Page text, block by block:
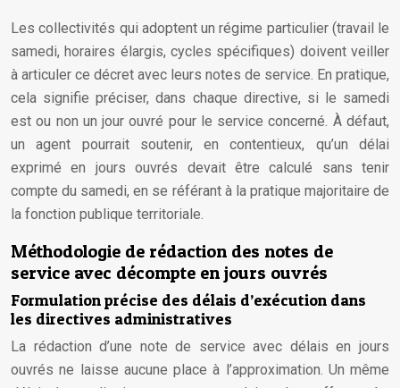
Les collectivités qui adoptent un régime particulier (travail le
samedi, horaires élargis, cycles spécifiques) doivent veiller
à articuler ce décret avec leurs notes de service. En pratique,
cela signifie préciser, dans chaque directive, si le samedi
est ou non un jour ouvré pour le service concerné. À défaut,
un agent pourrait soutenir, en contentieux, qu’un délai
exprimé en jours ouvrés devait être calculé sans tenir
compte du samedi, en se référant à la pratique majoritaire de
la fonction publique territoriale.
Méthodologie de rédaction des notes de
service avec décompte en jours ouvrés
Formulation précise des délais d’exécution dans
les directives administratives
La rédaction d’une note de service avec délais en jours
ouvrés ne laisse aucune place à l’approximation. Un même